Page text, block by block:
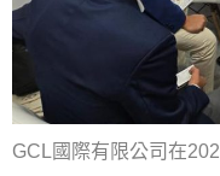
GCL國際有限公司在